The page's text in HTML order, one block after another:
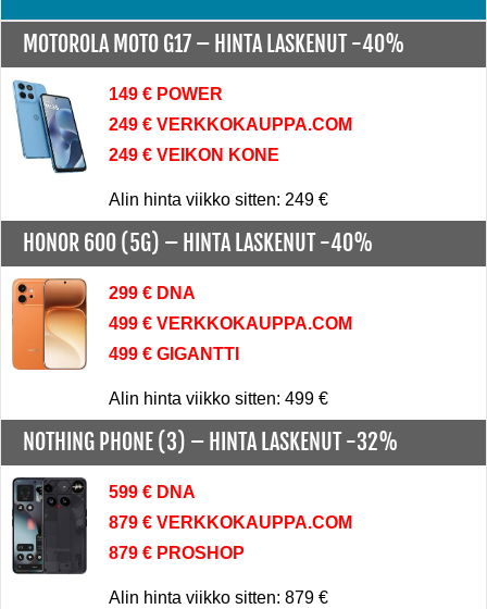
MOTOROLA MOTO G17 – HINTA LASKENUT -40%
149 € POWER
249 € VERKKOKAUPPA.COM
249 € VEIKON KONE
Alin hinta viikko sitten: 249 €
HONOR 600 (5G) – HINTA LASKENUT -40%
299 € DNA
499 € VERKKOKAUPPA.COM
499 € GIGANTTI
Alin hinta viikko sitten: 499 €
NOTHING PHONE (3) – HINTA LASKENUT -32%
599 € DNA
879 € VERKKOKAUPPA.COM
879 € PROSHOP
Alin hinta viikko sitten: 879 €